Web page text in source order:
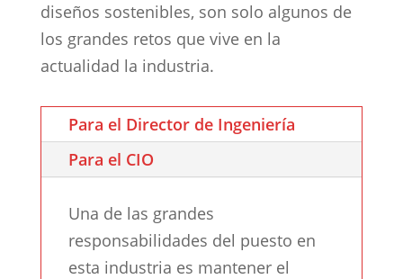
diseños sostenibles, son solo algunos de
los grandes retos que vive en la
actualidad la industria.
Para el Director de Ingeniería
Para el CIO
Una de las grandes
responsabilidades del puesto en
esta industria es mantener el